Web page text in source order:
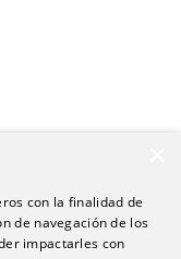
con la finalidad de
de navegación de los
impactarles con